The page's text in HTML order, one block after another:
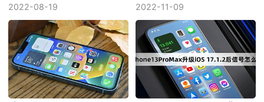
卓！
2022-08-19 2022-11-09